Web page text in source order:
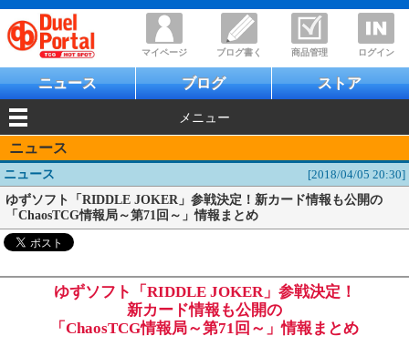
マイページ ブログ書く 商品管理 ログイン
ニュース ブログ ストア
メニュー
ニュース
ニュース
[2018/04/05 20:30]
ゆずソフト「RIDDLE JOKER」参戦決定！新カード情報も公開の
「ChaosTCG情報局～第71回～」情報まとめ
ゆずソフト「RIDDLE JOKER」参戦決定！
新カード情報も公開の
「ChaosTCG情報局～第71回～」情報まとめ